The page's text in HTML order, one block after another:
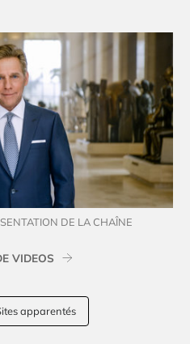
DE LA CHAÎNE
VIDEOS
apparentés